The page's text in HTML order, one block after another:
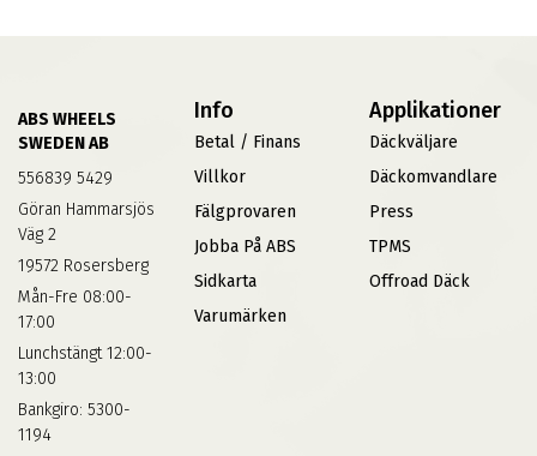
ABS WHEELS
SWEDEN AB
556839 5429
Göran Hammarsjös
Väg 2
19572 Rosersberg
Mån-Fre 08:00-
17:00
Lunchstängt 12:00-
13:00
Bankgiro: 5300-
1194
Info
Betal / Finans
Villkor
Fälgprovaren
Jobba På ABS
Sidkarta
Varumärken
Applikationer
Däckväljare
Däckomvandlare
Press
TPMS
Offroad Däck